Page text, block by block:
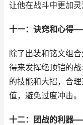
让他在战斗中更加灵
十一：诀窍和心得
除了出装和铭文组
得来发挥绝顶铠的
的技能和大招，合
值，避免过度冲击。
十二：团战的利器